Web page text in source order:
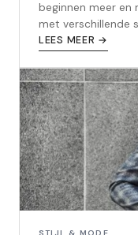
beginnen meer en
met verschillende
grote
LEES MEER →